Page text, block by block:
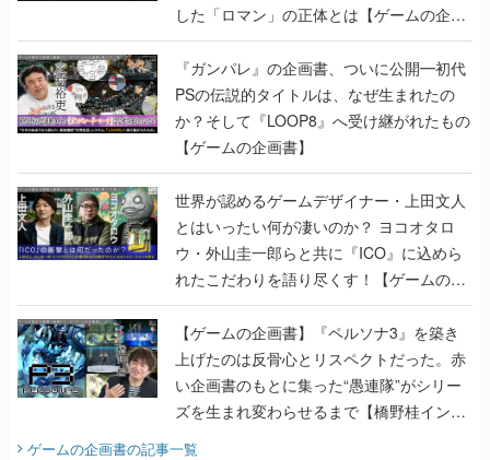
した「ロマン」の正体とは【ゲームの企画
書】
『ガンパレ』の企画書、ついに公開━初代
PSの伝説的タイトルは、なぜ生まれたの
か？そして『LOOP8』へ受け継がれたもの
【ゲームの企画書】
世界が認めるゲームデザイナー・上田文人
とはいったい何が凄いのか？ ヨコオタロ
ウ・外山圭一郎らと共に『ICO』に込めら
れたこだわりを語り尽くす！【ゲームの企
画書】
【ゲームの企画書】『ペルソナ3』を築き
上げたのは反骨心とリスペクトだった。赤
い企画書のもとに集った“愚連隊”がシリー
ズを生まれ変わらせるまで【橋野桂インタ
ゲームの企画書の記事一覧